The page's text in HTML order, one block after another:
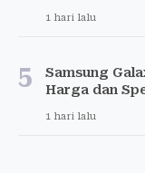
1 hari lalu
5
Samsung
Harga dan
1 hari lalu